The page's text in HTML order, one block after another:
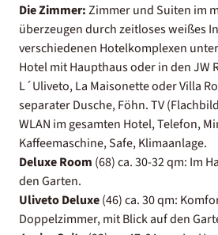
Die Zimmer:Zimmer und Suiten im
überzeugen durch zeitloses weißes
verschiedenen Hotelkomplexen
Hotel mit Haupthaus oder in den JW
L´Uliveto, La Maisonette oder Villa
separater Dusche, Föhn. TV
WLAN im gesamten Hotel, Telefon,
Kaffeemaschine, Safe, Klimaanlage.
Deluxe Room (68) ca. 30-32 qm: Im
den Garten.
Uliveto Deluxe(46) ca. 30 qm:
Doppelzimmer, mit Blick auf den